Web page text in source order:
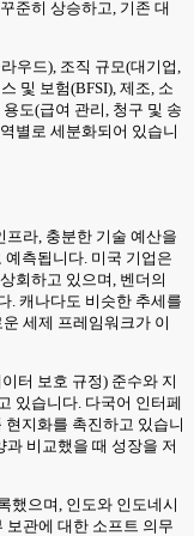
준히 상승하고, 기존 대
우드), 조직 규모(대기업,
및 보험(BFSI), 제조, 소
도(급여 관리, 청구 및 송
별로 세분화되어 있습니
프라, 충분한 기술 예산을
예측됩니다. 미국 기업은
회하고 있으며, 벤더의
. 캐나다도 비슷한 추세를
세제 프레임워크가 이
터 보호 규정) 준수와 지
있습니다. 다국어 인터페
현지화를 촉진하고 있습니
비교했을 때 성장을 저
했으며, 인도와 인도네시
보관에 대한 소프트 의무